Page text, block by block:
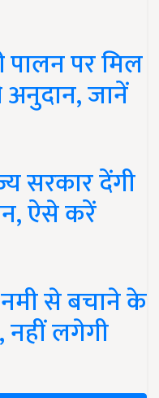
पर मिल
अनुदान, जानें
सरकार देंगी
ऐसे करें
से बचाने के
लगेगी